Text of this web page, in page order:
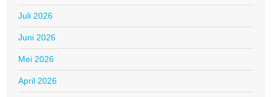
Juli 2026
Juni 2026
Mei 2026
April 2026